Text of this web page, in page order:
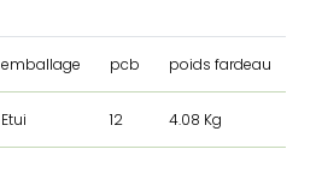
emballage pcb poids fardeau
Etui 12 4.08 Kg